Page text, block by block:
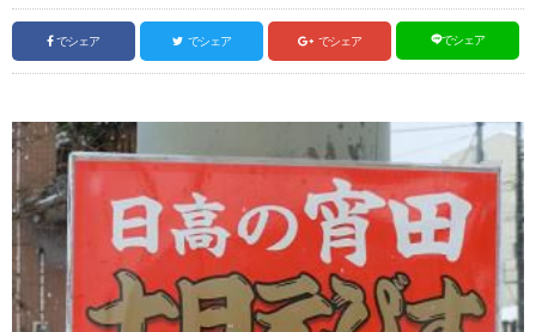
でシェア でシェア でシェア でシェア